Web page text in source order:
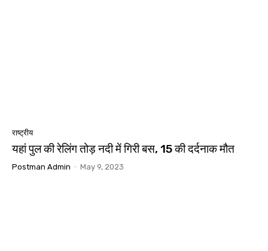
राष्ट्रीय
यहां पुल की रेलिंग तोड़ नदी में गिरी बस, 15 की दर्दनाक मौत
Postman Admin - May 9, 2023